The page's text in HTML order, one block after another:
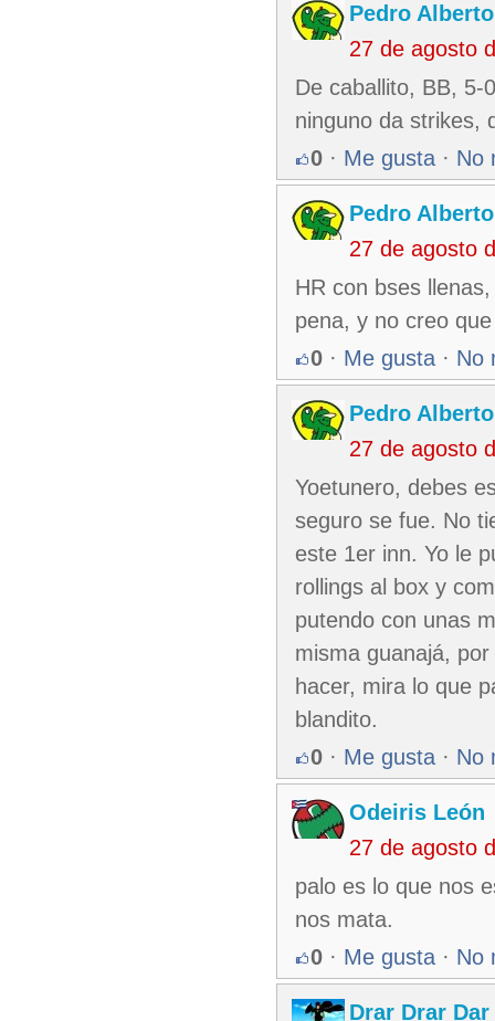
Pedro
27 de agosto
De caballito, BB, 5-
ninguno da strikes,
0 · Me gusta · No
Pedro
27 de agosto
HR con bses
pena, y no creo
0 · Me gusta · No
Pedro
27 de agosto
Yoetunero, debes
seguro se fue. No
este 1er inn. Yo le
rollings al box y
putendo con unas
misma guanajá,
hacer, mira lo que
blandito.
0 · Me gusta · No
Odeiris León
27 de agosto
palo es lo que nos
nos mata.
0 · Me gusta · No
Drar Drar Dar